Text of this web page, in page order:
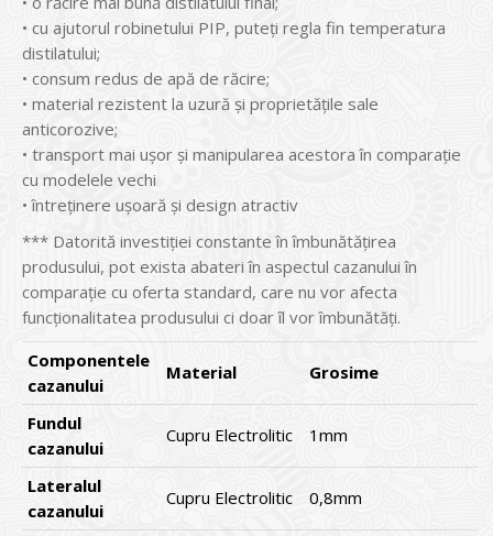
• cu ajutorul robinetului PIP, puteți regla fin temperatura
distilatului;
• consum redus de apă de răcire;
• material rezistent la uzură și proprietățile sale
anticorozive;
• transport mai ușor și manipularea acestora în comparație
cu modelele vechi
• întreținere ușoară și design atractiv
*** Datorită investiției constante în îmbunătățirea
produsului, pot exista abateri în aspectul cazanului în
comparație cu oferta standard, care nu vor afecta
funcționalitatea produsului ci doar îl vor îmbunătăți.
Componentele
cazanului
Material Grosime
Fundul
cazanului
Cupru Electrolitic 1mm
Lateralul
cazanului
Cupru Electrolitic 0,8mm